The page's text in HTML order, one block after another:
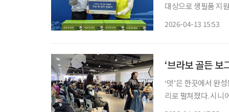
대상으로 생필품 지
2026-04-13 15:53
‘브라보 골든 보
‘멋’은 한끗에서 완
리로 펼쳐졌다. 시니어 매거진 ‘브라보 마이 라이프’가 주최한 ‘브라보 골든 보그 2026’이 8일